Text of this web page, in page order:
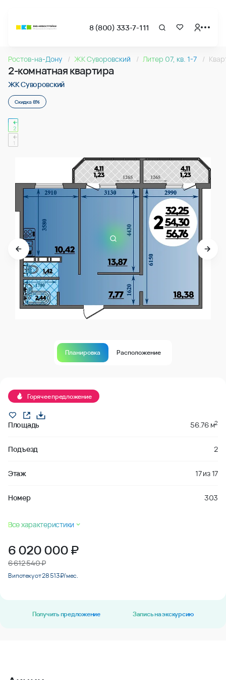
8 (800) 333-7-111
Квартира № 303 в ЖК Суворовский : подъезд 2, этаж 17,
2-комнатная квартира 56.76м2 в ЖК Суворовский,
2-комнатная квартира 56.76м2 в ЖК Суворовский,
Ростов-на-Дону ЖК Суворовский Литер 07, кв. 1-7
2-комнатная квартира
ЖК Суворовский
Скидка 8%
Планировка Расположение
Горячее предложение
Площадь 56.76 м2
Подъезд 2
Этаж 17из17
Номер 303
Все характеристики
6 020 000₽
6 612 540 ₽
В ипотеку от 28 513 ₽/мес.
Получить предложение Запись на экскурсию